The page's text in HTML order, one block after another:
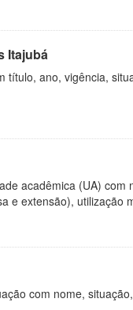
Itajubá
título, ano, vigência,
acadêmica (UA)
e extensão), utilização
com nome,